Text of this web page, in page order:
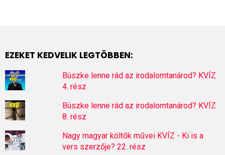
EZEKET KEDVELIK LEGTÖBBEN:
Büszke lenne rád az irodalomtanárod? KVÍZ
4. rész
Büszke lenne rád az irodalomtanárod? KVÍZ
8. rész
Nagy magyar költők művei KVÍZ - Ki is a
vers szerzője? 22. rész